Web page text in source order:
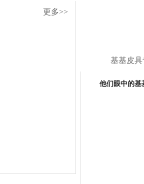
基基皮
更多>>
他们眼中的基